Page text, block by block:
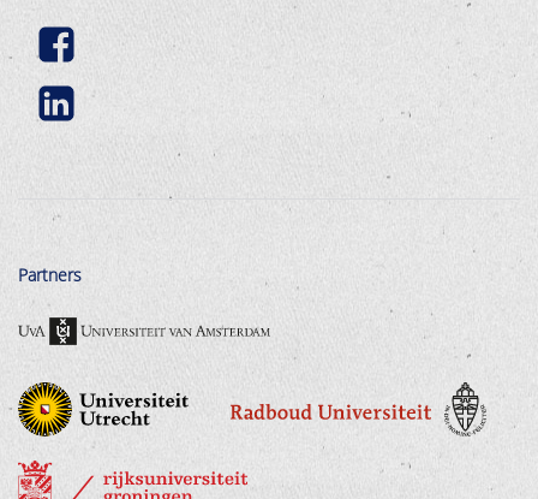
Partners